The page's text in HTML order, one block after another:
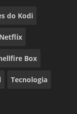
do Kodi
Netflix
Box
Tecnologia